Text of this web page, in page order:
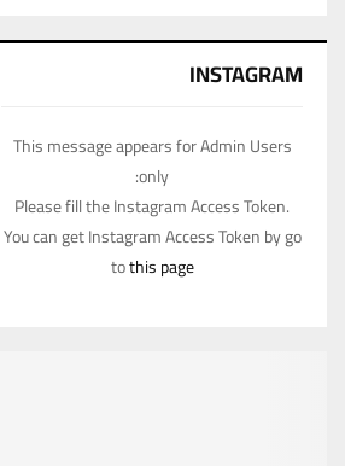
INSTAGRAM
This message appears for Admin Users
only:
Please fill the Instagram Access Token.
You can get Instagram Access Token by go
tothis page